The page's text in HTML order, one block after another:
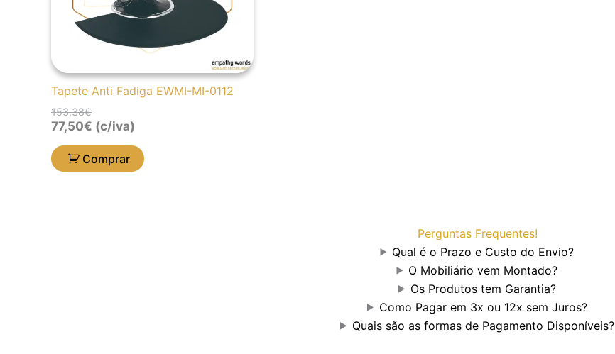
Tapete Anti Fadiga EWMI-MI-0112
153,38€
77,50€ (c/iva)
Comprar
Perguntas Frequentes!
Qual é o Prazo e Custo do Envio?
O Mobiliário vem Montado?
Os Produtos tem Garantia?
Como Pagar em 3x ou 12x sem Juros?
Quais são as formas de Pagamento Disponíveis?